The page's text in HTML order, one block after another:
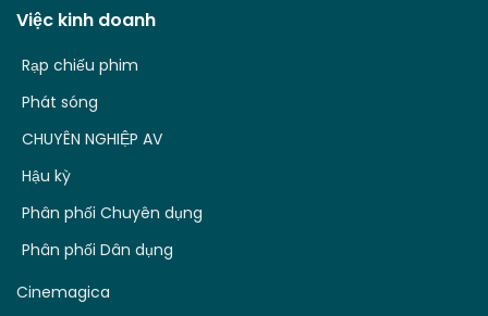
Việc kinh doanh
Phân phối Dân dụng
Phân phối Chuyên dụng
Hậu kỳ
CHUYÊN NGHIỆP AV
Phát sóng
Rạp chiếu phim
Cinemagica